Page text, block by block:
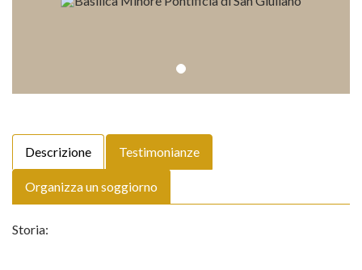
Descrizione Testimonianze
Organizza un soggiorno
Storia: